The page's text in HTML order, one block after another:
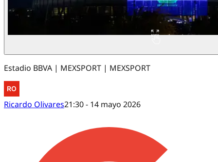
Estadio BBVA | MEXSPORT | MEXSPORT
Ricardo Olivares21:30 - 14 mayo 2026